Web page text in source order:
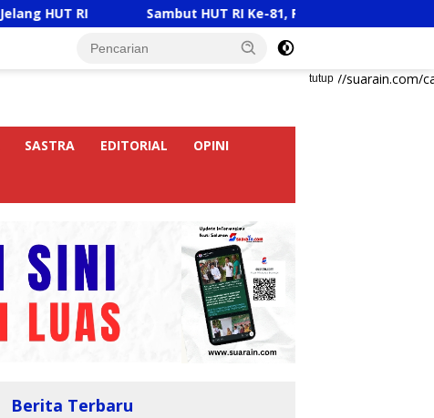
Sambut HUT RI Ke-81, Ricky Anthony Buka Turnamen
tutup
https://suarain.com/
SASTRA EDITORIAL OPINI
Berita Terbaru